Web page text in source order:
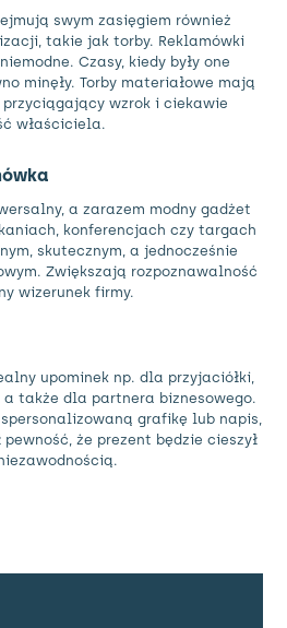
swym zasięgiem również
takie jak torby. Reklamówki
Czasy, kiedy były one
minęły. Torby materiałowe mają
wzrok i ciekawie
właściciela.
a zarazem modny gadżet
konferencjach czy targach
skutecznym, a jednocześnie
. Zwiększają rozpoznawalność
wizerunek firmy.
upominek np. dla przyjaciółki,
a także dla partnera biznesowego.
spersonalizowaną grafikę lub napis,
że prezent będzie cieszył